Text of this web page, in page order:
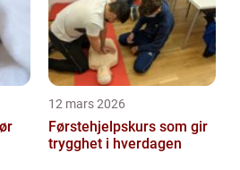
12 mars 2026
Førstehjelpskurs som gir
trygghet i hverdagen